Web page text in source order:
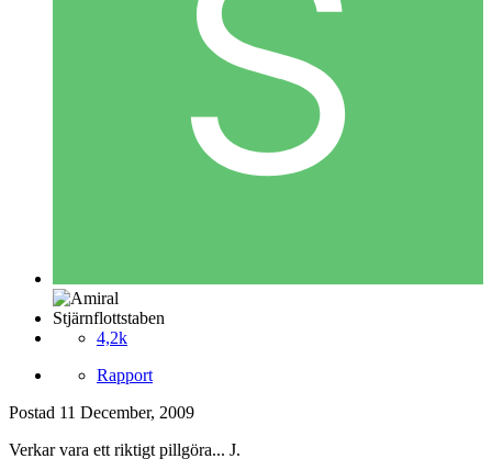
Stjärnflottstaben
4,2k
Rapport
Postad 11 December, 2009
Verkar vara ett riktigt pillgöra... J.